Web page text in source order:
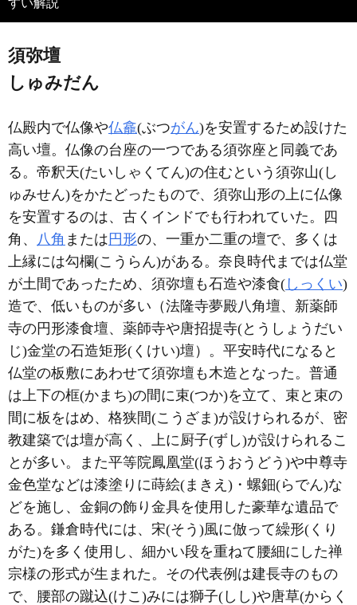
すい解説
須弥壇
しゅみだん
仏殿内で仏像や仏龕(ぶつがん)を安置するため設けた
高い壇。仏像の台座の一つである須弥座と同義であ
る。帝釈天(たいしゃくてん)の住むという須弥山(し
ゅみせん)をかたどったもので、須弥山形の上に仏像
を安置するのは、古くインドでも行われていた。四
角、 八角 または 円形の、一重か二重の壇で、多くは
上縁には勾欄(こうらん)がある。奈良時代までは仏堂
が土間であったため、須弥壇も石造や漆食( しっくい)
造で、低いものが多い（法隆寺夢殿八角壇、新薬師
寺の円形漆食壇、薬師寺や唐招提寺(とうしょうだい
じ)金堂の石造矩形(くけい)壇）。平安時代になると
仏堂の板敷にあわせて須弥壇も木造となった。普通
は上下の框(かまち)の間に束(つか)を立て、束と束の
間に板をはめ、格狭間(こうざま)が設けられるが、密
教建築では壇が高く、上に厨子(ずし)が設けられるこ
とが多い。また平等院鳳凰堂(ほうおうどう)や中尊寺
金色堂などは漆塗りに蒔絵(まきえ)・螺鈿(らでん)な
どを施し、金銅の飾り金具を使用した豪華な遺品で
ある。鎌倉時代には、宋(そう)風に倣って繰形(くり
がた)を多く使用し、細かい段を重ねて腰細にした禅
宗様の形式が生まれた。その代表例は建長寺のもの
で、腰部の蹴込(けこ)みには獅子(しし)や唐草(からく